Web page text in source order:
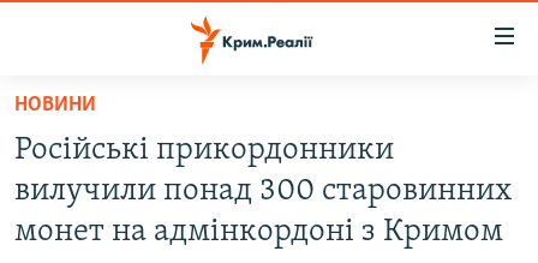
Перейти
основного
матеріалу
Перейти
до
ВІДЕО ТА ФОТО
НОВИНИ
Російські прикордонники
вилучили понад 300 старовинних
монет на адмінкордоні з Кримом